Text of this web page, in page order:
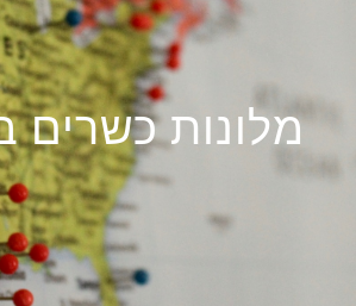
מלונות כשרים